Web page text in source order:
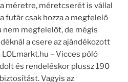
méretre, méretcserét is vállal
futár csak hozza a megfelelő
nem megfelelőt, de mégis
a csere az ajándékozott
– Vicces póló
és rendeléskor plussz 190
Vagyis az